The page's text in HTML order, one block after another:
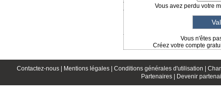
Vous avez perdu votre
Vous n'êtes
Créez votre compte
Contactez-nous | Mentions légales | Conditions générales d'utilisation |
Partenaires |
Devenir